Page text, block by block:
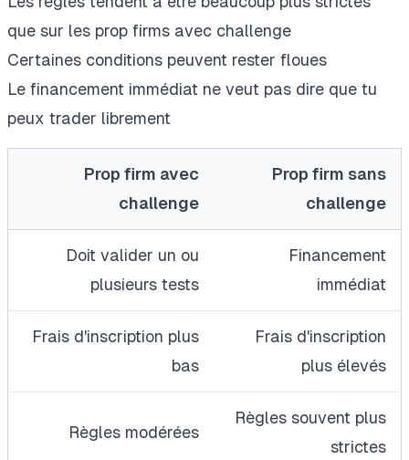
que sur les prop firms avec challenge
Certaines conditions peuvent rester floues
Le financement immédiat ne veut pas dire que tu
peux trader librement
Prop firm avec
challenge
Prop firm sans
challenge
Doit valider un ou
plusieurs tests
Financement
immédiat
Frais d'inscription plus
bas
Frais d'inscription
plus élevés
Règles modérées
Règles souvent plus
strictes